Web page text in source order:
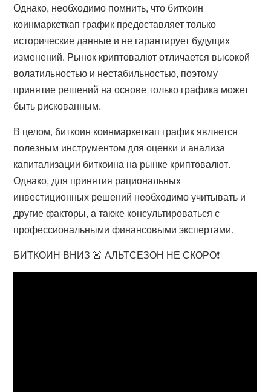
Однако, необходимо помнить, что биткоин
коинмаркеткап график предоставляет только
исторические данные и не гарантирует будущих
изменений. Рынок криптовалют отличается высокой
волатильностью и нестабильностью, поэтому
принятие решений на основе только графика может
быть рискованным.
В целом, биткоин коинмаркеткап график является
полезным инструментом для оценки и анализа
капитализации биткоина на рынке криптовалют.
Однако, для принятия рациональных
инвестиционных решений необходимо учитывать и
другие факторы, а также консультироваться с
профессиональными финансовыми экспертами.
БИТКОИН ВНИЗ 🚨 АЛЬТСЕЗОН НЕ СКОРО❗️